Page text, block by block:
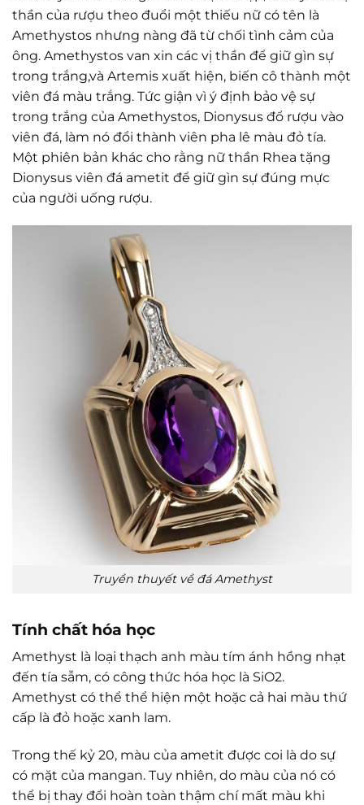
thần của rượu theo đuổi một thiếu nữ có tên là
Amethystos nhưng nàng đã từ chối tình cảm của
ông. Amethystos van xin các vị thần để giữ gìn sự
trong trắng,và Artemis xuất hiện, biến cô thành một
viên đá màu trắng. Tức giận vì ý định bảo vệ sự
trong trắng của Amethystos, Dionysus đổ rượu vào
viên đá, làm nó đổi thành viên pha lê màu đỏ tía.
Một phiên bản khác cho rằng nữ thần Rhea tặng
Dionysus viên đá ametit để giữ gìn sự đúng mực
của người uống rượu.
Truyền thuyết về đá Amethyst
Tính chất hóa học
Amethyst là loại thạch anh màu tím ánh hồng nhạt
đến tía sẫm, có công thức hóa học là SiO2.
Amethyst có thể thể hiện một hoặc cả hai màu thứ
cấp là đỏ hoặc xanh lam.
Trong thế kỷ 20, màu của ametit được coi là do sự
có mặt của mangan. Tuy nhiên, do màu của nó có
thể bị thay đổi hoàn toàn thậm chí mất màu khi